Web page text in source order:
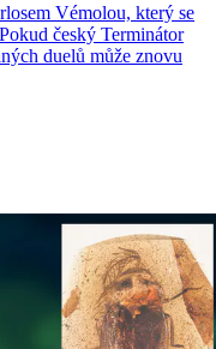
Vémolou, který se
český Terminátor
duelů může znovu